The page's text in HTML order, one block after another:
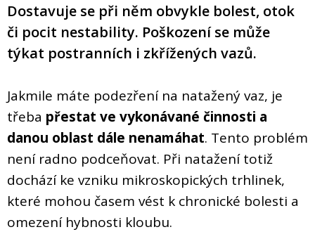
Dostavuje se při něm obvykle bolest, otok
či pocit nestability. Poškození se může
týkat postranních i zkřížených vazů.
Jakmile máte podezření na natažený vaz, je
třeba přestat ve vykonávané činnosti a
danou oblast dále nenamáhat. Tento problém
není radno podceňovat. Při natažení totiž
dochází ke vzniku mikroskopických trhlinek,
které mohou časem vést k chronické bolesti a
omezení hybnosti kloubu.